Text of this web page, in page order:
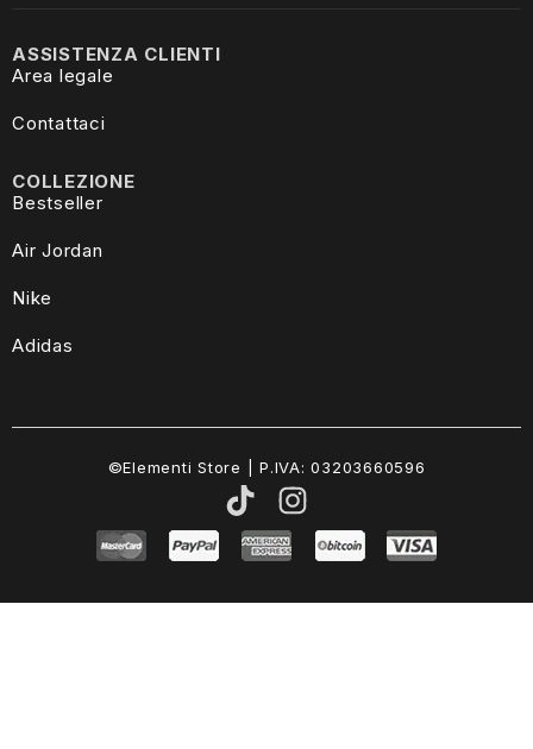
COLLEZIONE
Bestseller
Air Jordan
Nike
Adidas
ASSISTENZA CLIENTI
Area legale
Contattaci
©Elementi Store | P.IVA: 03203660596